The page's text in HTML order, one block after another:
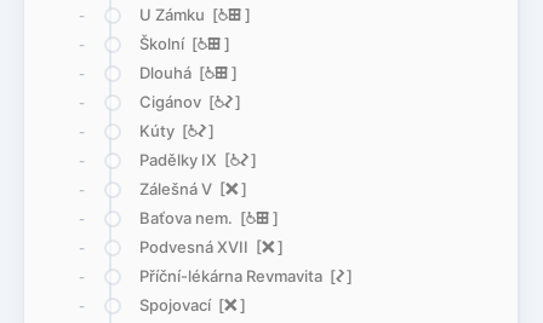
- U Zámku [@æ]
- Školní [@æ]
- Dlouhá [@æ]
- Cigánov [@ó]
- Kúty [@ó]
- Padělky IX [@ó]
- Zálešná V [ë]
- Baťova nem. [@æ]
- Podvesná XVII [ë]
- Příční-lékárna Revmavita [ó]
- Spojovací [ë]